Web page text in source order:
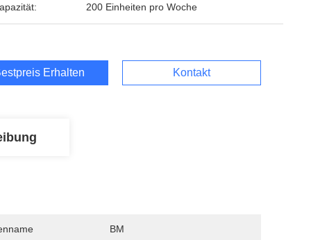
200 Einheiten pro Woche
Erhalten Kontakt
BM